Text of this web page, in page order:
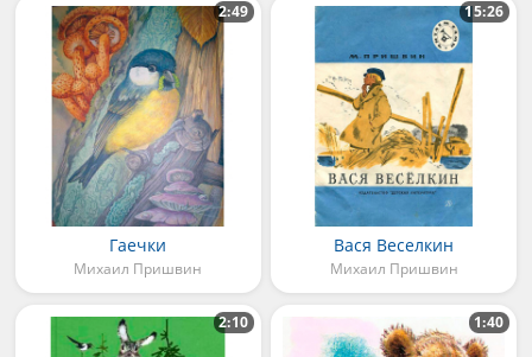
Гаечки
Михаил Пришвин
2:49
Вася Веселкин
Михаил Пришвин
15:26
2:10 1:40